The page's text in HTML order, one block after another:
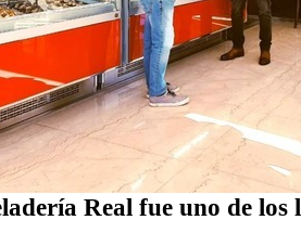
Real fue uno de los